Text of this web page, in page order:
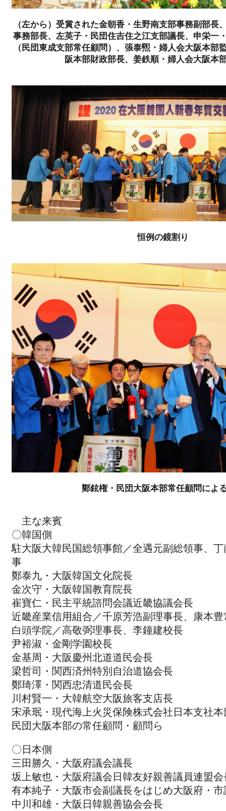
（左から）受賞された金朝香・生野南支部事務副部長
事務部長、左英子・民団住吉住之江支部議長、申栄一
（民団東成支部常任顧問）、張泰煕・婦人会大阪本部
阪本部財政部長、姜鉄順・婦人会大阪本
恒例の鏡割り
鄭鉉権・民団大阪本部常任顧問によ
主な来賓
〇韓国側
駐大阪大韓民国総領事館／全遇元副総領事、
事
鄭泰九・大阪韓国文化院長
金次守・大阪韓国教育院長
崔寶仁・民主平統諮問会議近畿協議会長
近畿産業信用組合／千原芳浩副理事長、康本
白頭学院／高敬弼理事長、李鐘建校長
尹裕淑・金剛学園校長
金基周・大阪慶州北道道民会長
梁哲司・関西済州特別自治道協会長
鄭琦澤・関西忠清道民会長
川村賢一・大韓航空大阪旅客支店長
宋承珉・現代海上火災保険株式会社日本支社本
民団大阪本部の常任顧問・顧問ら
〇日本側
三田勝久・大阪府議会議長
坂上敏也・大阪府議会日韓友好親善議員連盟会
有本純子・大阪市会副議長をはじめ大阪府・
中川和雄・大阪日韓親善協会会長